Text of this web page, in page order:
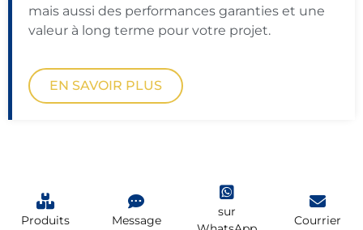
mais aussi des performances garanties et une
valeur à long terme pour votre projet.
EN SAVOIR PLUS
Produits Message
sur
Courrier